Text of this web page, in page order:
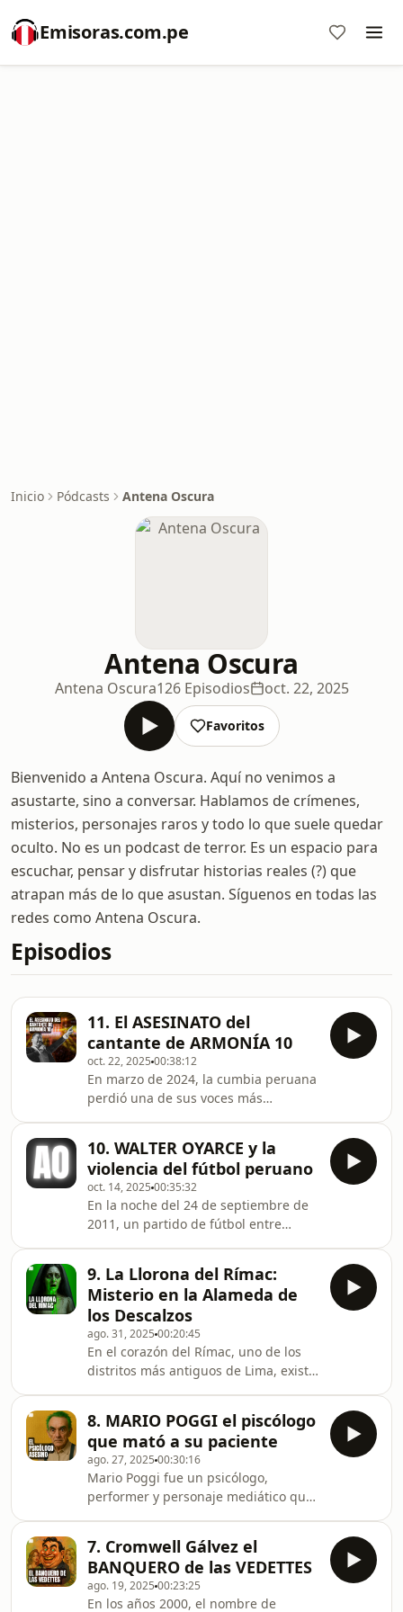
Emisoras.com.pe
Inicio Pódcasts Antena Oscura
Antena Oscura
Antena Oscura126 Episodios oct. 22, 2025
Favoritos
Bienvenido a Antena Oscura. Aquí no venimos a
asustarte, sino a conversar. Hablamos de crímenes,
misterios, personajes raros y todo lo que suele quedar
oculto. No es un podcast de terror. Es un espacio para
escuchar, pensar y disfrutar historias reales (?) que
atrapan más de lo que asustan. Síguenos en todas las
redes como Antena Oscura.
Episodios
11. El ASESINATO del
cantante de ARMONÍA 10
oct. 22, 2025 00:38:12
En marzo de 2024, la cumbia peruana
perdió una de sus voces más
fue asesinado en un atentado cuando
la orquesta se dirigía a una
presentación en Ate. La noticia
conmocionó al país entero y reveló el
oscuro vínculo entre el mundo del
espectáculo y la violencia criminal.En
este episodio de Antena Oscura,
abrimos el Expediente
10. WALTER OYARCE y la
violencia del fútbol peruano
oct. 14, 2025 00:35:32
En la noche del 24 de septiembre de
2011, un partido de fútbol entre
Monumental, un joven hincha perdió
la vida en un hecho que conmocionó
al país entero: Walter Oyarce fue
arrojado al vacío durante una riña
entre barras. Su nombre se convirtió
en símbolo de justicia, pero también
en una herida abierta en el fútbol
peruano
9. La Llorona del Rímac:
Misterio en la Alameda de
los Descalzos
ago. 31, 2025 00:20:45
En el corazón del Rímac, uno de los
distritos más antiguos de Lima, existe
Entre sus árboles y monumentos
coloniales, muchos aseguran haber
escuchado un lamento femenino que
hiela la sangre: el llanto de una
madre que perdió a su hijo y jamás
encontró paz.En este episodio de
Antena Oscura, abrimos el Expediente
Oscuro de la Llor
8. MARIO POGGI el piscólogo
que mató a su paciente
ago. 27, 2025 00:30:16
Mario Poggi fue un psicólogo,
performer y personaje mediático que
televisión, pero también al centro de
un crimen que lo convirtió en uno de
los casos más polémicos de la historia
7. Cromwell Gálvez el
BANQUERO de las VEDETTES
ago. 19, 2025 00:23:25
En los años 2000, el nombre de